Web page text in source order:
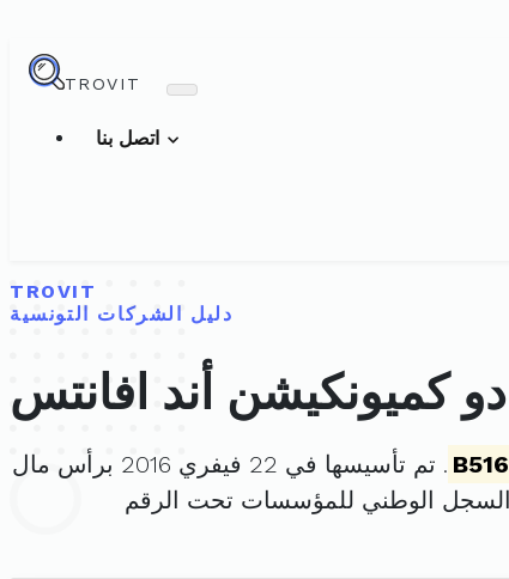
TROVIT
TROVIT
دليل الشركات التونسية
كميونكيشن أند افانتس
. تم تأسيسها في 22 فيفري 2016 برأس مال
الوطني للمؤسسات تحت الرقم